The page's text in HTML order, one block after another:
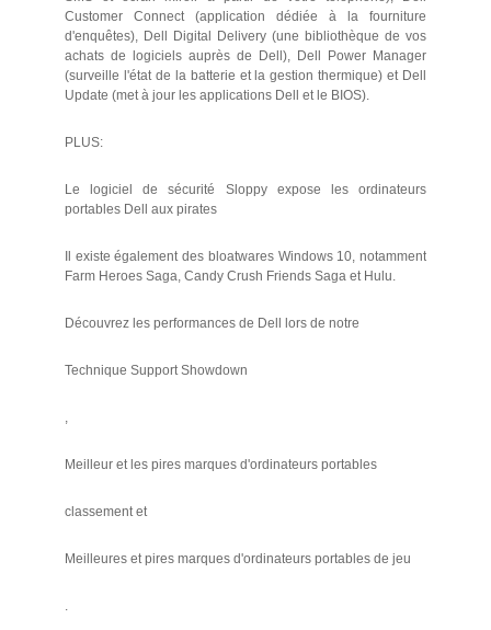
Customer Connect (application dédiée à la fourniture
d'enquêtes), Dell Digital Delivery (une bibliothèque de vos
achats de logiciels auprès de Dell), Dell Power Manager
(surveille l'état de la batterie et la gestion thermique) et Dell
Update (met à jour les applications Dell et le BIOS).
PLUS:
Le logiciel de sécurité Sloppy expose les ordinateurs
portables Dell aux pirates
Il existe également des bloatwares Windows 10, notamment
Farm Heroes Saga, Candy Crush Friends Saga et Hulu.
Découvrez les performances de Dell lors de notre
Technique Support Showdown
Meilleur et les pires marques d'ordinateurs portables
classement et
Meilleures et pires marques d'ordinateurs portables de jeu